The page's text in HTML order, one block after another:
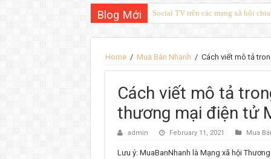
Blog Mới Social TV trên các mạng xã hội
Home / Mua Bán Nhanh / Cách viết mô tả
Cách viết mô tả
thương mại điện tử
admin February 11, 2021 Mua
Lưu ý: MuaBanNhanh là Mạng xã hội